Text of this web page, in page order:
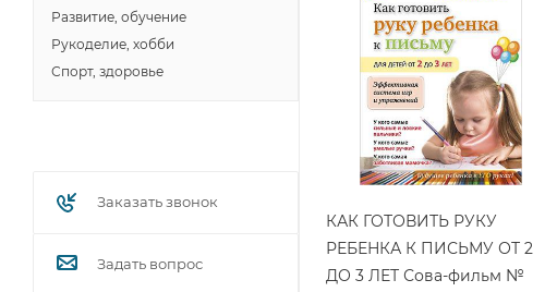
КАК ГОТОВИТЬ РУКУ
РЕБЕНКА К ПИСЬМУ ОТ 2
ДО 3 ЛЕТ Сова-фильм №
Развитие, обучение
Рукоделие, хобби
Спорт, здоровье
Заказать звонок
Задать вопрос